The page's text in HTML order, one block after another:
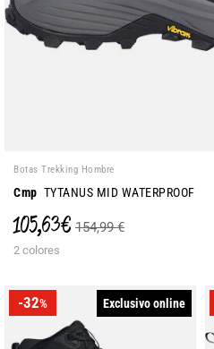
Botas Trekking Hombre
Cmp TYTANUS MID WATERPROOF
105,63 € 154,99 €
2 colores
-32% Exclusivo online